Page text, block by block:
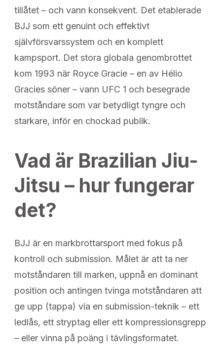
tillåtet – och vann konsekvent. Det etablerade
BJJ som ett genuint och effektivt
självförsvarssystem och en komplett
kampsport. Det stora globala genombrottet
kom 1993 när Royce Gracie – en av Hélio
Gracies söner – vann UFC 1 och besegrade
motståndare som var betydligt tyngre och
starkare, inför en chockad publik.
Vad är Brazilian Jiu-
Jitsu – hur fungerar
det?
BJJ är en markbrottarsport med fokus på
kontroll och submission. Målet är att ta ner
motståndaren till marken, uppnå en dominant
position och antingen tvinga motståndaren att
ge upp (tappa) via en submission-teknik – ett
ledlås, ett stryptag eller ett kompressionsgrepp
– eller vinna på poäng i tävlingsformatet.